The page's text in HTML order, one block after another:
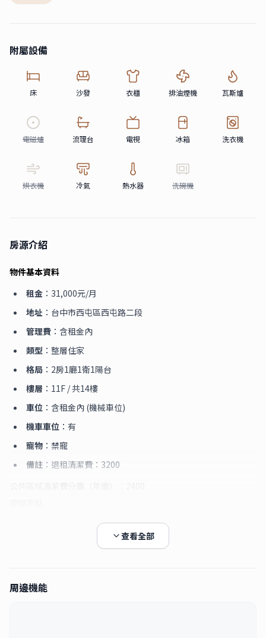
附屬設備
床 沙發 衣櫃 排油煙機 瓦斯爐
電磁爐 流理台 電視 冰箱 洗衣機
烘衣機 冷氣 熱水器 洗碗機
房源介紹
物件基本資料
租金 ：31,000元/月
地址 ：台中市西屯區西屯路二段
管理費 ：含租金內
類型 ：整層住家
格局 ：2房1廳1衛1陽台
樓層 ：11F / 共14樓
車位 ：含租金內 (機械車位)
機車車位 ：有
寵物 ：禁寵
備註 ：退租清潔費：3200
西屯路二段、寓上逢甲的整層住家，規劃為
的條件，日常生活更方便。11F / 14F 的樓
鄰近朝馬轉運站
查看全部
周邊機能